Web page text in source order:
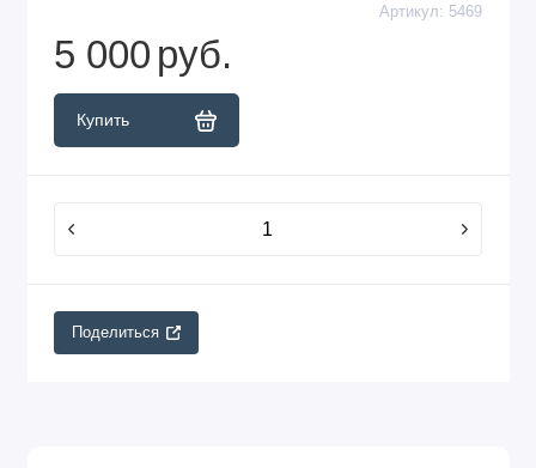
Артикул: 5469
5 000 руб.
Купить
Поделиться